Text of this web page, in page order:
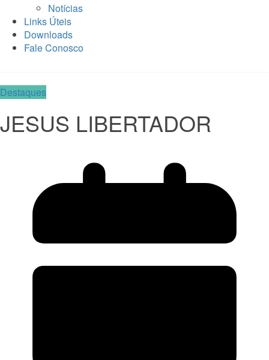
Notícias
Links Úteis
Downloads
Fale Conosco
Destaques
JESUS LIBERTADOR